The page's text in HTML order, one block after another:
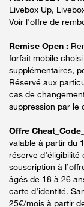
Livebox Up,
Voir l'offre de
Remise Open :
forfait mobile
supplémentaires,
Réservé aux
cas de
suppression par le
Offre
valable à partir du
réserve
souscription à
âgés de 18 à 26
carte d’identité.
25€/mois à partir